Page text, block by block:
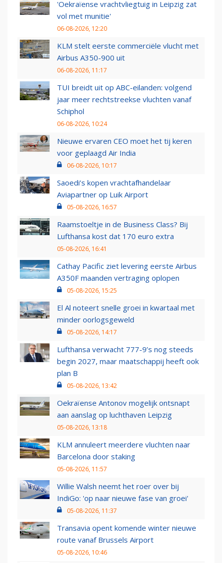
'Oekraïense vrachtvliegtuig in Leipzig zat
vol met munitie'
06-08-2026, 12:20
KLM stelt eerste commerciële vlucht met
Airbus A350-900 uit
06-08-2026, 11:17
TUI breidt uit op ABC-eilanden: volgend
jaar meer rechtstreekse vluchten vanaf
Schiphol
06-08-2026, 10:24
Nieuwe ervaren CEO moet het tij keren
voor geplaagd Air India
06-08-2026, 10:17
Saoedi’s kopen vrachtafhandelaar
Aviapartner op Luik Airport
05-08-2026, 16:57
Raamstoeltje in de Business Class? Bij
Lufthansa kost dat 170 euro extra
05-08-2026, 16:41
Cathay Pacific ziet levering eerste Airbus
A350F maanden vertraging oplopen
05-08-2026, 15:25
El Al noteert snelle groei in kwartaal met
minder oorlogsgeweld
05-08-2026, 14:17
Lufthansa verwacht 777-9’s nog steeds
begin 2027, maar maatschappij heeft ook
plan B
05-08-2026, 13:42
Oekraïense Antonov mogelijk ontsnapt
aan aanslag op luchthaven Leipzig
05-08-2026, 13:18
KLM annuleert meerdere vluchten naar
Barcelona door staking
05-08-2026, 11:57
Willie Walsh neemt het roer over bij
IndiGo: 'op naar nieuwe fase van groei'
05-08-2026, 11:37
Transavia opent komende winter nieuwe
route vanaf Brussels Airport
05-08-2026, 10:46